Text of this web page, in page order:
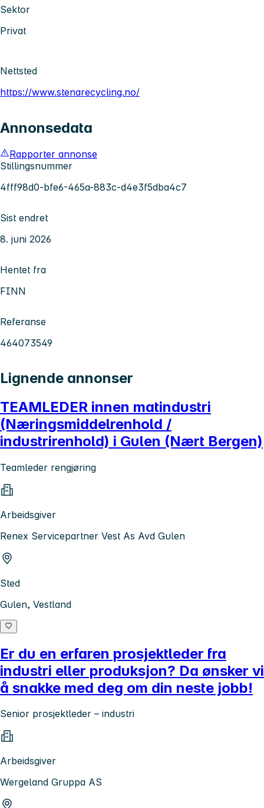
Sektor
Privat
Nettsted
https://www.stenarecycling.no/
Annonsedata
Rapporter annonse
Stillingsnummer
4fff98d0-bfe6-465a-883c-d4e3f5dba4c7
Sist endret
8. juni 2026
Hentet fra
FINN
Referanse
464073549
Lignende annonser
TEAMLEDER innen matindustri
(Næringsmiddelrenhold /
industrirenhold) i Gulen (Nært Bergen)
Teamleder rengjøring
Arbeidsgiver
Renex Servicepartner Vest As Avd Gulen
Sted
Gulen, Vestland
Er du en erfaren prosjektleder fra
industri eller produksjon? Da ønsker vi
å snakke med deg om din neste jobb!
Senior prosjektleder – industri
Arbeidsgiver
Wergeland Gruppa AS